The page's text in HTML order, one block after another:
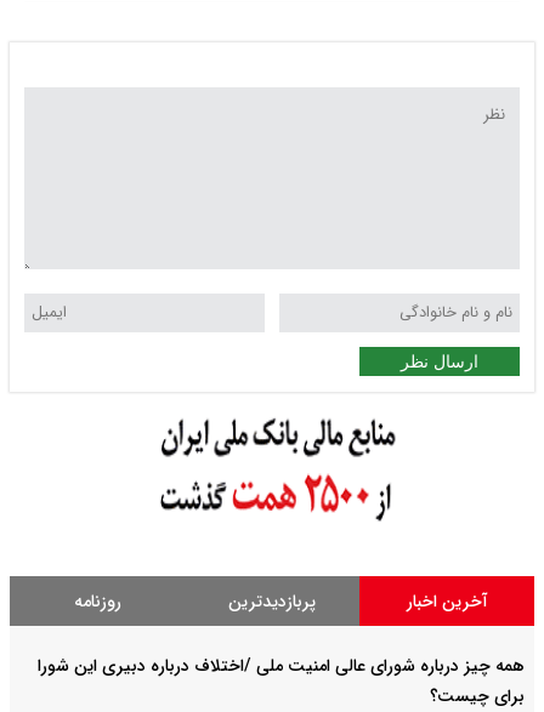
ارسال نظر
آخرین اخبار پربازدیدترین روزنامه
همه چیز درباره شورای عالی امنیت ملی /اختلاف درباره دبیری این شورا
برای چیست؟